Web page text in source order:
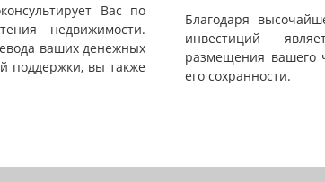
Вас по
недвижимости.
ваших денежных
поддержки, вы также
Благодаря
инвестиций
размещения вашего
его сохранности.